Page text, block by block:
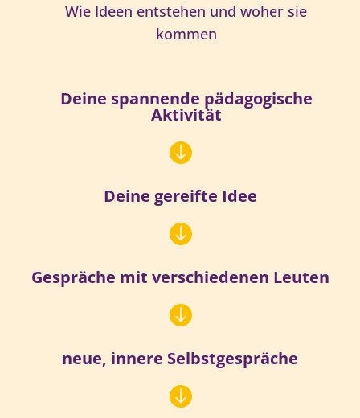
Wie Ideen entstehen und woher sie
kommen
Deine spannende pädagogische
Aktivität

Deine gereifte Idee

Gespräche mit verschiedenen Leuten

neue, innere Selbstgespräche
